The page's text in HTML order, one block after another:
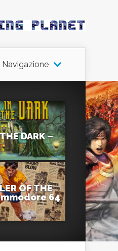
Navigazione
DARK –
OF THE
64